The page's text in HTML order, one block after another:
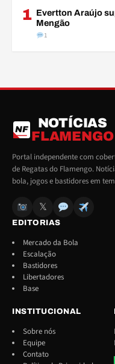
1 Evertton Araújo
Mengão
1
NF
NOTÍCIAS
FLAMENGO
Portal independente com
de Regatas do Flamengo.
bola, jogos e bastidores em
𝕏
EDITORIAS
Mercado da Bola
Escalação
Bastidores
Libertadores
Base
INSTITUCIONAL
Sobre nós
Equipe
Contato